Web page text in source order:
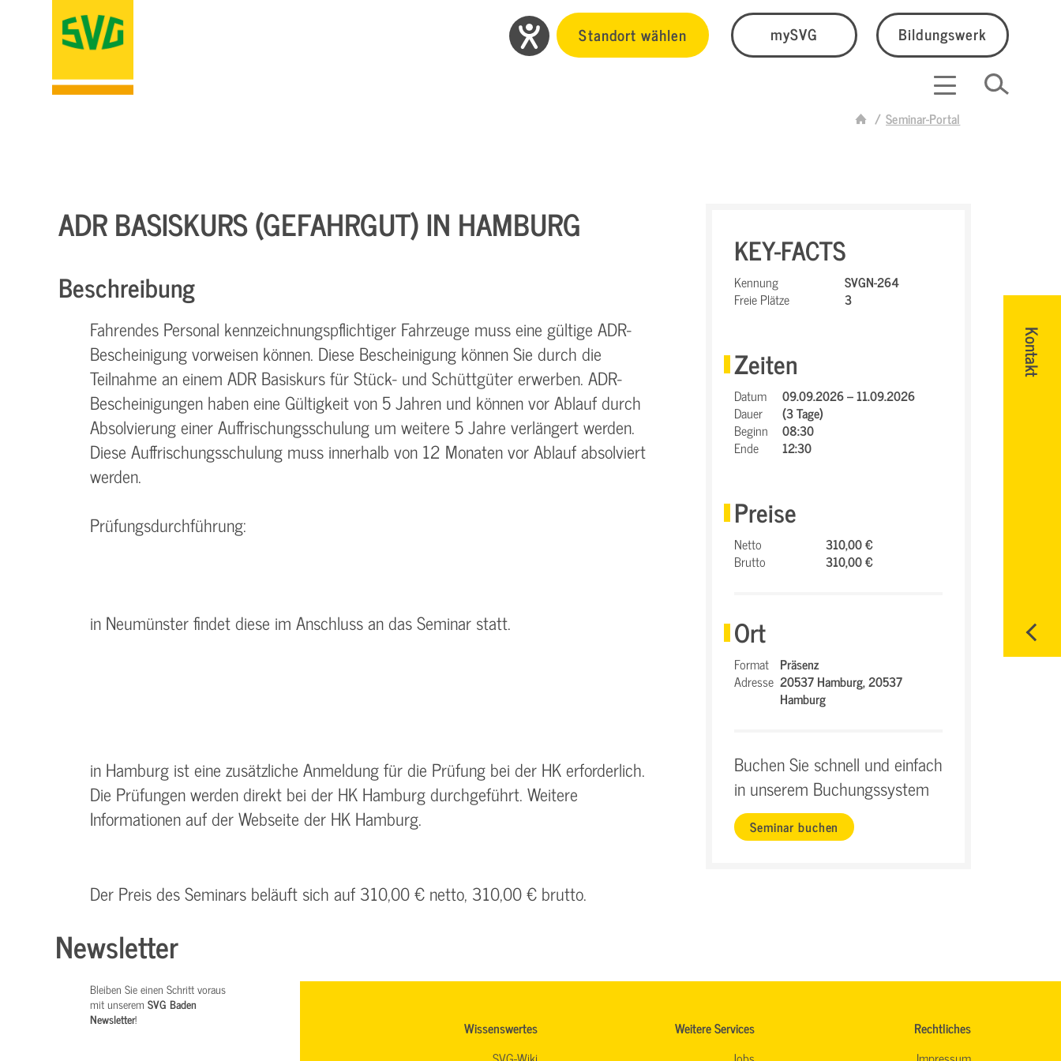
Standort wählen mySVG Bildungswerk
Seminar-Portal
Kontakt
ADR BASISKURS (GEFAHRGUT) IN HAMBURG
Beschreibung
Fahrendes Personal kennzeichnungspflichtiger Fahrzeuge muss eine gültige ADR-
Bescheinigung vorweisen können. Diese Bescheinigung können Sie durch die
Teilnahme an einem ADR Basiskurs für Stück- und Schüttgüter erwerben. ADR-
Bescheinigungen haben eine Gültigkeit von 5 Jahren und können vor Ablauf durch
Absolvierung einer Auffrischungsschulung um weitere 5 Jahre verlängert werden.
Diese Auffrischungsschulung muss innerhalb von 12 Monaten vor Ablauf absolviert
werden.
Prüfungsdurchführung:
in Neumünster findet diese im Anschluss an das Seminar statt.
in Hamburg ist eine zusätzliche Anmeldung für die Prüfung bei der HK erforderlich.
Die Prüfungen werden direkt bei der HK Hamburg durchgeführt. Weitere
Informationen auf der Webseite der HK Hamburg.
Der Preis des Seminars beläuft sich auf 310,00 € netto, 310,00 € brutto.
KEY-FACTS
Kennung
SVGN-264
Freie Plätze
3
Zeiten
Datum
09.09.2026 – 11.09.2026
Dauer
(3 Tage)
Beginn
08:30
Ende
12:30
Preise
Netto
310,00 €
Brutto
310,00 €
Ort
Format Präsenz
Adresse 20537 Hamburg,20537
Hamburg
Buchen Sie schnell und einfach
in unserem Buchungssystem
Seminar buchen
Newsletter
Bleiben Sie einen Schritt voraus
mit unserem SVG Baden
Newsletter!
Wissenswertes
Weitere Services
Rechtliches